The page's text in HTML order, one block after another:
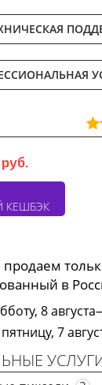
руб.
КЕШБЭК
в
8
7